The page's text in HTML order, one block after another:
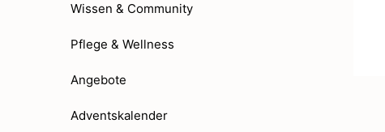
Wissen & Community
Pflege & Wellness
Angebote
Adventskalender